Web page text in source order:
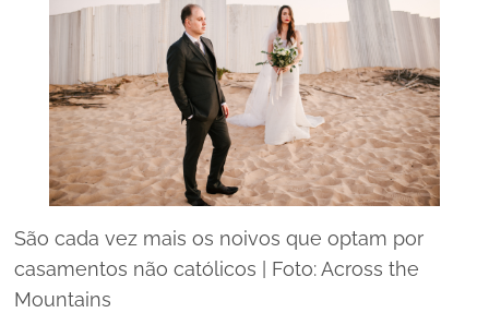
São cada vez mais os noivos que optam por
casamentos não católicos | Foto: Across the
Mountains